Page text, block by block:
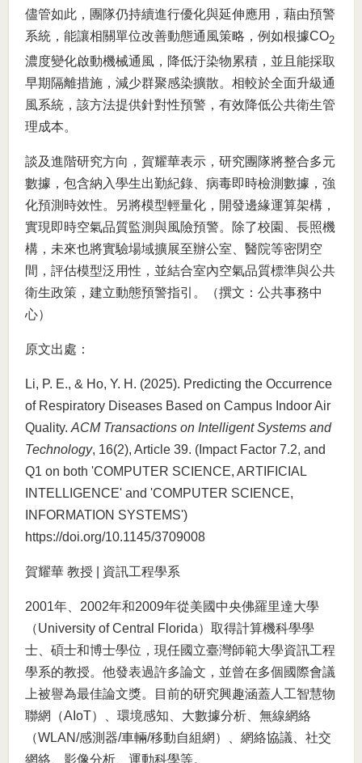
儘管如此，團隊仍持續進行優化與延伸應用，藉由預警
系統，能讓相關單位改善動態通風策略，例如根據CO2
濃度變化啟動機械通風，降低汙染物累積，並且能採取
早期隔離措施，減少群聚感染擴散。相較於全面升級通
風系統，該方法提供針對性預警，有效降低公共衛生管
理成本。
談及進階研究方向，賀耀華表示，研究團隊將整合多元
數據，包含納入學生出勤紀錄、病毒即時檢測數據，強
化預測時效性。另將模型輕量化，開發邊緣運算架構，
實現即時空氣品質監測與風險預警。除了校園、長照機
構，未來也將實驗場域擴展至辦公室、醫院等密閉空
間，評估模型泛用性，並結合室內空氣品質標準與公共
衛生政策，建立動態預警指引。（撰文：公共事務中
心）
原文出處：
Li, P. E., & Ho, Y. H. (2025). Predicting the Occurrence
of Respiratory Diseases Based on Campus Indoor Air
Quality. ACM Transactions on Intelligent Systems and
Technology, 16(2), Article 39. (Impact Factor 7.2, and
Q1 on both 'COMPUTER SCIENCE, ARTIFICIAL
INTELLIGENCE' and 'COMPUTER SCIENCE,
INFORMATION SYSTEMS')
https://doi.org/10.1145/3709008
賀耀華 教授 | 資訊工程學系
2001年、2002年和2009年從美國中央佛羅里達大學
（University of Central Florida）取得計算機科學學
士、碩士和博士學位，現任國立臺灣師範大學資訊工程
學系的教授。他發表過許多論文，並曾在多個國際會議
上被譽為最佳論文獎。目前的研究興趣涵蓋人工智慧物
聯網（AIoT）、環境感知、大數據分析、無線網絡
（WLAN/感測器/車輛/移動自組網）、網絡協議、社交
網絡、影像分析、運動科學等。